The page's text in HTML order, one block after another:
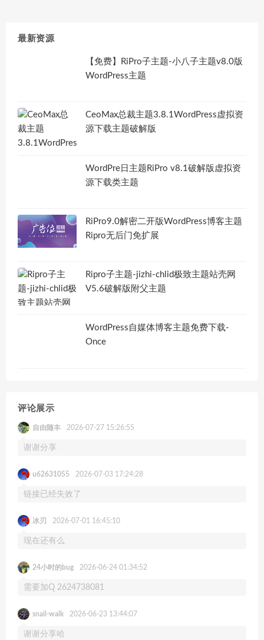
最新资源
【免费】RiPro子主题-小八子主题v8.0版
WordPress主题
CeoMax总裁主题3.8.1WordPress虚拟资
源下载主题破解版
WordPre日主题RiPro v8.1破解版虚拟资
源下载类主题
RiPro9.0解密二开版WordPress博客主题
Ripro无后门免扩展
Ripro子主题-jizhi-chlid极致主题站壳网
V5.6破解版附父主题
WordPress自媒体博客主题免费下载-
Once
评论展示
自由随丰 2026-07-27 15:26:55
谢谢分享
u62631055 2026-07-03 17:24:28
链接已经失效了
冰刃 2026-07-01 16:45:10
现在还有么
24小时的bug 2026-06-24 01:34:52
需要加Q 2624738081
snail-walk 2026-06-23 13:44:07
谢谢分享哈